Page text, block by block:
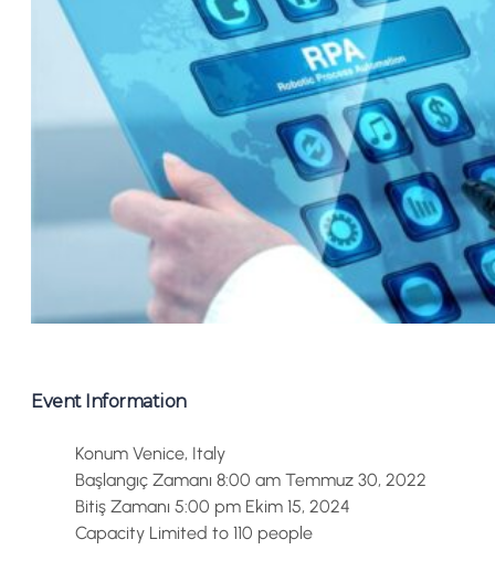
Event Information
Konum Venice, Italy
Başlangıç Zamanı 8:00 am Temmuz 30, 2022
Bitiş Zamanı 5:00 pm Ekim 15, 2024
Capacity Limited to 110 people